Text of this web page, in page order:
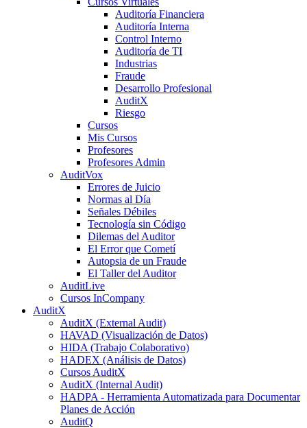
Auditoría Financiera
Auditoría Interna
Control Interno
Auditoría de TI
Industrias
Fraude
Desarrollo Profesional
AuditX
Riesgo
Cursos
Mis Cursos
Profesores
Profesores Admin
AuditVox
Errores de Juicio
Normas al Día
Señales Débiles
Tecnología sin Código
Dilemas del Auditor
El Error que Cometí
Autopsia de un Fraude
El Taller del Auditor
AuditLive
Cursos InCompany
AuditX
AuditX (External Audit)
HAVAD (Visualización de Datos)
HIDA (Trabajo Colaborativo)
HADEX (Análisis de Datos)
Cursos AuditX
AuditX (Internal Audit)
HADPA - Herramienta Automatizada para Documentar
Planes de Acción
AuditQ